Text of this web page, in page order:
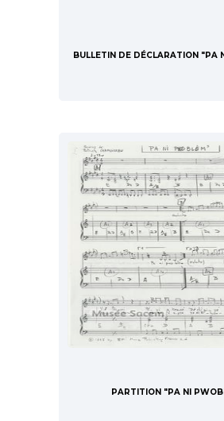
BULLETIN DE DÉCLARATION "PA
PARTITION "PA NI